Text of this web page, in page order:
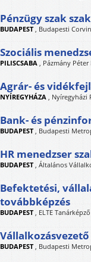
Pénzügy szak
BUDAPEST, Budapesti
Szociális
PILISCSABA , Pázmány
Agrár- és
NYÍREGYHÁZA , Nyíregyházi
Bank- és
BUDAPEST, Budapesti
HR menedzser
BUDAPEST, Általános
Befektetési,
továbbképzés
BUDAPEST, ELTE
BUDAPEST, Budapesti